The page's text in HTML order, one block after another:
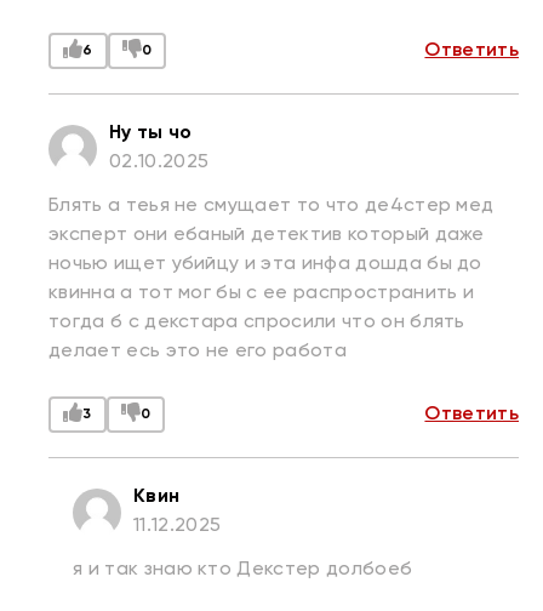
6 0 Ответить
Ну ты чо
02.10.2025
Блять а теья не смущает то что де4стер мед
эксперт они ебаный детектив который даже
ночью ищет убийцу и эта инфа дошда бы до
квинна а тот мог бы с ее распространить и
тогда б с декстара спросили что он блять
делает есь это не его работа
3 0 Ответить
Квин
11.12.2025
я и так знаю кто Декстер долбоеб